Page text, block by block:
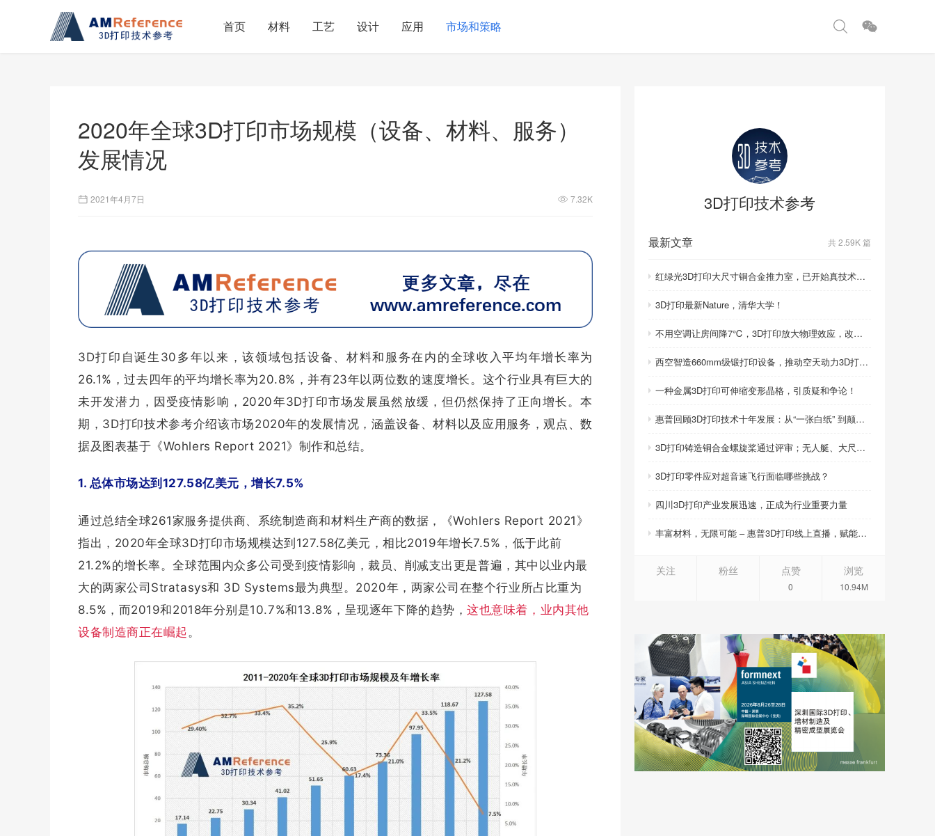
首页 材料 工艺 设计 应用 市场和策略
2020年全球3D打印市场规模（设备、材料、服务）
发展情况
2021年4月7日 7.32K
3D打印自诞生30多年以来，该领域包括设备、材料和服务在内的全球收入平均年增长率为
26.1%，过去四年的平均增长率为20.8%，并有23年以两位数的速度增长。 这个行业具有巨大的
未开发潜力，因受疫情影响，2020年3D打印市场发展虽然放缓，但仍然保持了正向增长。本
期，3D打印技术参考介绍该市场2020年的发展情况，涵盖设备、材料以及应用服务，观点、数
据及图表基于 《Wohlers Report 2021》制作和总结。
1. 总体市场达到127.58亿美元，增长7.5%
通过总结全球261家服务提供商、系统制造商和材料生产商的数据，《Wohlers Report 2021》
指出，2020年全球3D打印市场规模达到127.58亿美元，相比2019年增长7.5%，低于此前
21.2%的增长率。全球范围内众多公司受到疫情影响，裁员、削减支出更是普遍，其中以业内最
大的两家公司Stratasys和 3D Systems最为典型。2020年，两家公司在整个行业所占比重为
8.5%，而2019和2018年分别是10.7%和13.8%，呈现逐年下降的趋势，这也意味着，业内其他
设备制造商正在崛起。
3D打印技术参考
最新文章 共 2.59K 篇
红绿光3D打印大尺寸铜合金推力室，已开始真技术比拼！
3D打印最新Nature，清华大学！
不用空调让房间降7℃，3D打印放大物理效应，改写制冷模式
西空智造660mm级锻打印设备，推动空天动力3D打印智造升级
一种金属3D打印可伸缩变形晶格，引质疑和争论！
惠普回顾3D打印技术十年发展：从“一张白纸” 到颠覆性创新
3D打印铸造铜合金螺旋桨通过评审；无人艇、大尺寸热交换器3D打印；人民网报道两家3D打印企业
3D打印零件应对超音速飞行面临哪些挑战？
四川3D打印产业发展迅速，正成为行业重要力量
丰富材料，无限可能 – 惠普3D打印线上直播，赋能产品创新
关注 粉丝 点赞
0
浏览
10.94M